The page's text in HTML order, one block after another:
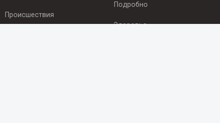
Происшествия
Подробно
Здоровье